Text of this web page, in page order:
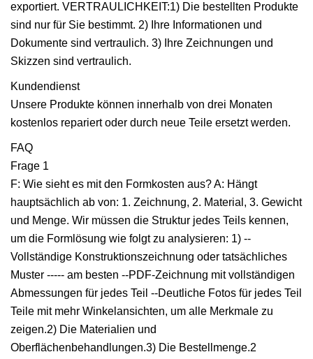
exportiert. VERTRAULICHKEIT:1) Die bestellten Produkte
sind nur für Sie bestimmt. 2) Ihre Informationen und
Dokumente sind vertraulich. 3) Ihre Zeichnungen und
Skizzen sind vertraulich.
Kundendienst
Unsere Produkte können innerhalb von drei Monaten
kostenlos repariert oder durch neue Teile ersetzt werden.
FAQ
Frage 1
F: Wie sieht es mit den Formkosten aus? A: Hängt
hauptsächlich ab von: 1. Zeichnung, 2. Material, 3. Gewicht
und Menge. Wir müssen die Struktur jedes Teils kennen,
um die Formlösung wie folgt zu analysieren: 1) --
Vollständige Konstruktionszeichnung oder tatsächliches
Muster ----- am besten --PDF-Zeichnung mit vollständigen
Abmessungen für jedes Teil --Deutliche Fotos für jedes Teil
Teile mit mehr Winkelansichten, um alle Merkmale zu
zeigen.2) Die Materialien und
Oberflächenbehandlungen.3) Die Bestellmenge.2